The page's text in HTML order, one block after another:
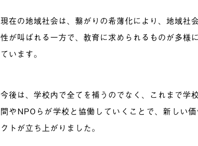
現在の地域社会は、繋がりの希薄化により、地域社
性が叫ばれる一方で、教育に求められるものが多様
ています。
今後は、学校内で全てを補うのでなく、これまで学
間やNPOらが学校と協働していくことで、新しい
クトが立ち上がりました。